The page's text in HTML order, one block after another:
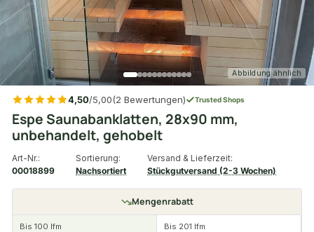
Abbildung ähnlich
4,50/5,00(2 Bewertungen) Trusted Shops
Espe Saunabanklatten, 28x90 mm,
unbehandelt, gehobelt
Art-Nr.:
00018899
Sortierung:
Nachsortiert
Versand & Lieferzeit:
Stückgutversand (2-3 Wochen)
Mengenrabatt
Bis 100 lfm Bis 201 lfm